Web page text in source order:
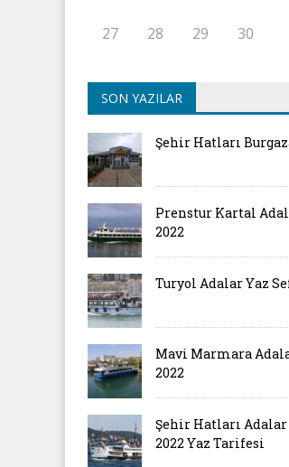
27 28 29 30
SON YAZILAR
Şehir Hatları
Prenstur Kartal
2022
Turyol Adalar Yaz
Mavi Marmara
2022
Şehir Hatları
2022 Yaz Tarifesi